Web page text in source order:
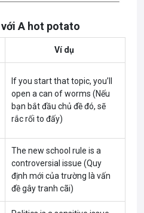
A hot potato
Ví dụ
If you start that topic, you’ll
open a can of worms (Nếu
bạn bắt đầu chủ đề đó, sẽ
rắc rối to đấy)
The new school rule is a
controversial issue (Quy
định mới của trường là vấn
đề gây tranh cãi)